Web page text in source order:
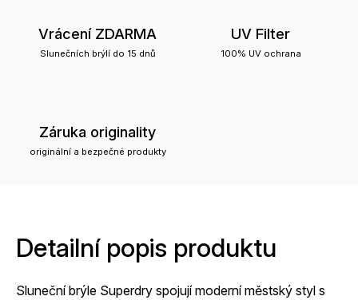
Vrácení ZDARMA
Slunečních brýlí do 15 dnů
UV Filter
100% UV ochrana
Záruka originality
originální a bezpečné produkty
Detailní popis produktu
Sluneční brýle Superdry spojují moderní městský styl s